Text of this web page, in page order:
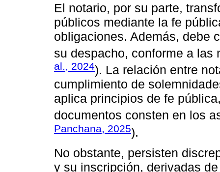
El notario, por su parte,
públicos mediante la fe
obligaciones. Además, debe
su despacho, conforme a las
al., 2024). La relación entre
cumplimiento de
aplica principios de fe
documentos consten en los
Panchana, 2025).
No obstante, persisten
y su inscripción, derivadas